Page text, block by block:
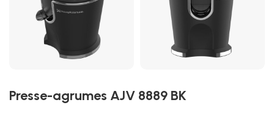
Presse-agrumes AJV 8889 BK